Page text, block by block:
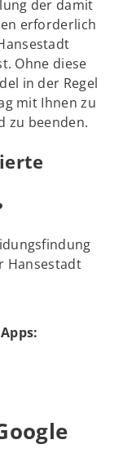
der damit
erforderlich
Ohne diese
in der Regel
mit Ihnen zu
zu beenden.
Hansestadt